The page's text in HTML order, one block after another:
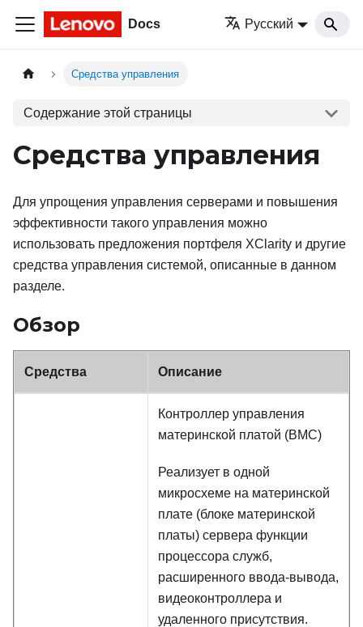
Docs Русский
Средства управления
Содержание этой страницы
Средства управления
Для упрощения управления серверами и повышения
эффективности такого управления можно
использовать предложения портфеля XClarity и другие
средства управления системой, описанные в данном
разделе.
Обзор
Средства Описание
Контроллер управления
материнской платой (BMC)
Реализует в одной
микросхеме на материнской
плате (блоке материнской
платы) сервера функции
процессора служб,
расширенного ввода-вывода,
видеоконтроллера и
удаленного присутствия.